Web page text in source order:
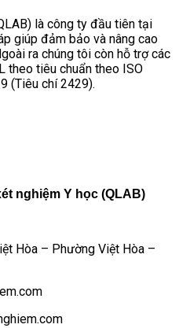
là công ty đầu tiên tại
giúp đảm bảo và nâng cao
ra chúng tôi còn hỗ trợ các
theo tiêu chuẩn theo ISO
(Tiêu chí 2429).
nghiệm Y học (QLAB)
Hòa – Phường Việt Hòa –